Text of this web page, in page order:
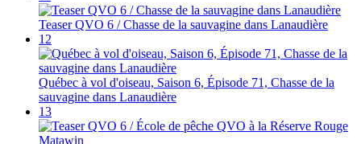
Teaser QVO 6 / Chasse de la sauvagine dans Lanaudière
12
Québec à vol d'oiseau, Saison 6, Épisode 71, Chasse de la
sauvagine dans Lanaudière
13